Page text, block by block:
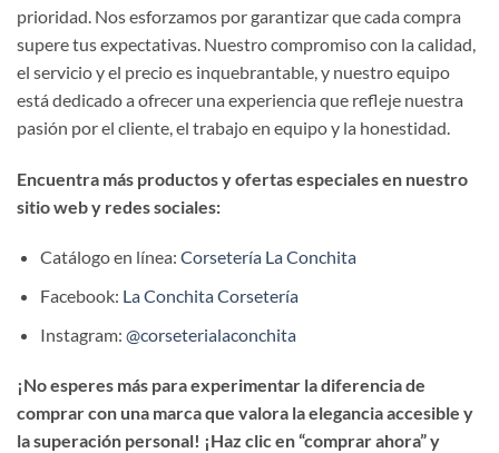
prioridad. Nos esforzamos por garantizar que cada compra
supere tus expectativas. Nuestro compromiso con la calidad,
el servicio y el precio es inquebrantable, y nuestro equipo
está dedicado a ofrecer una experiencia que refleje nuestra
pasión por el cliente, el trabajo en equipo y la honestidad.
Encuentra más productos y ofertas especiales en nuestro
sitio web y redes sociales:
Catálogo en línea: Corsetería La Conchita
Facebook: La Conchita Corsetería
Instagram: @corseterialaconchita
¡No esperes más para experimentar la diferencia de
comprar con una marca que valora la elegancia accesible y
la superación personal! ¡Haz clic en “comprar ahora” y